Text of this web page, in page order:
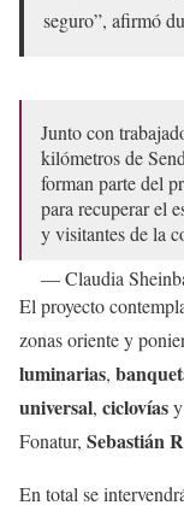
seguro”, afirmó
Junto con
kilómetros de
forman parte del
para recuperar el
y visitantes de la
— Claudia
2025
El proyecto
zonas oriente y
luminarias,
universal, ciclovíasy
Fonatur, Sebastián
En total se